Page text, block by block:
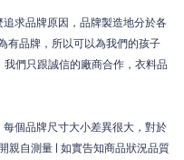
求品牌原因，品牌製造地分於各
有品牌，所以可以為我們的孩子
我們只跟誠信的廠商合作，衣料品
個品牌尺寸大小差異很大，對於
親自測量 | 如實告知商品狀況品質